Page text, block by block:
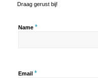
Draag gerust bij!
Name *
Email *